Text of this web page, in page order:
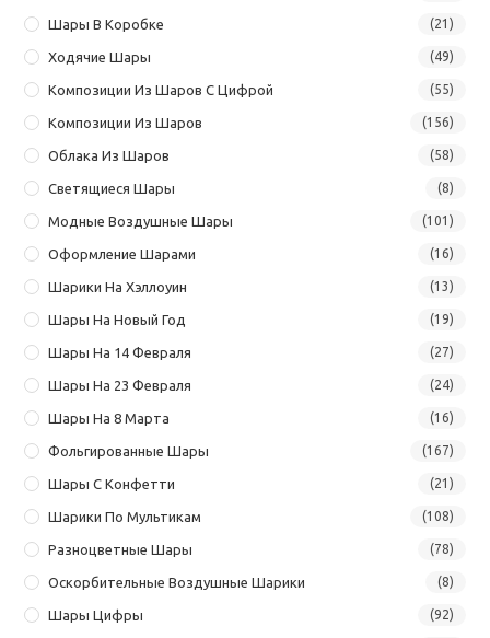
Шары В Коробке (21)
Ходячие Шары (49)
Композиции Из Шаров С Цифрой (55)
Композиции Из Шаров (156)
Облака Из Шаров (58)
Светящиеся Шары (8)
Модные Воздушные Шары (101)
Оформление Шарами (16)
Шарики На Хэллоуин (13)
Шары На Новый Год (19)
Шары На 14 Февраля (27)
Шары На 23 Февраля (24)
Шары На 8 Марта (16)
Фольгированные Шары (167)
Шары С Конфетти (21)
Шарики По Мультикам (108)
Разноцветные Шары (78)
Оскорбительные Воздушные Шарики (8)
Шары Цифры (92)